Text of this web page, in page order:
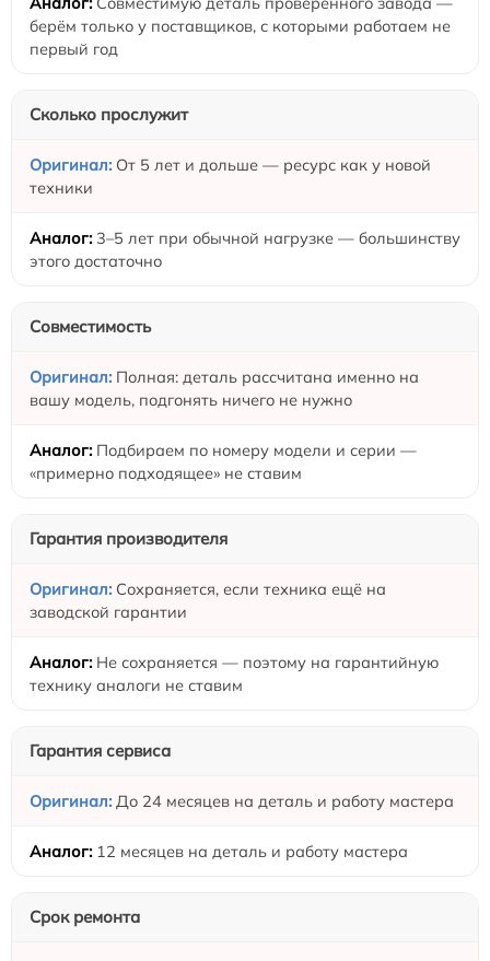
берём только у поставщиков, с которыми работаем не
первый год
Сколько прослужит
От 5 лет и дольше — ресурс как у новой
техники
3–5 лет при обычной нагрузке — большинству
этого достаточно
Совместимость
Полная: деталь рассчитана именно на
вашу модель, подгонять ничего не нужно
Подбираем по номеру модели и серии —
«примерно подходящее» не ставим
Гарантия производителя
Сохраняется, если техника ещё на
заводской гарантии
Не сохраняется — поэтому на гарантийную
технику аналоги не ставим
Гарантия сервиса
До 24 месяцев на деталь и работу мастера
12 месяцев на деталь и работу мастера
Срок ремонта